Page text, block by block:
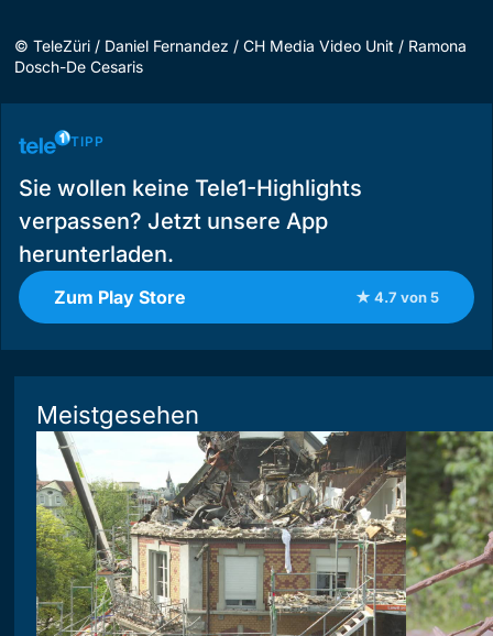
© TeleZüri / Daniel Fernandez / CH Media Video Unit / Ramona
Dosch-De Cesaris
TIPP
Sie wollen keine Tele1-Highlights
verpassen? Jetzt unsere App
herunterladen.
Zum Play Store ★ 4.7 von 5
Meistgesehen